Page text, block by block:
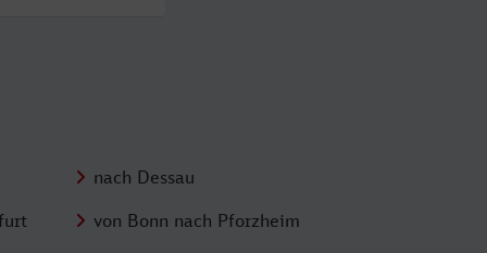
nach Dessau
von Bonn nach Pforzheim